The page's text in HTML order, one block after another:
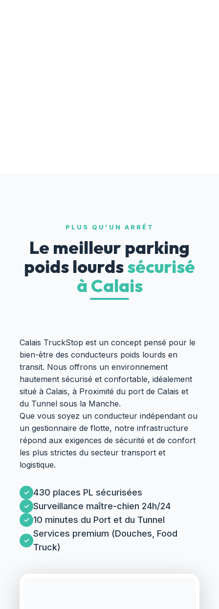
PLUS QU'UN ARRÊT
Le meilleur parking
poids lourdssécurisé
à Calais
Calais TruckStop est un concept pensé pour le
bien-être des conducteurs poids lourds en
transit. Nous offrons un environnement
hautement sécurisé et confortable, idéalement
situé à Calais, à Proximité du port de Calais et
du Tunnel sous la Manche.
Que vous soyez un conducteur indépendant ou
un gestionnaire de flotte, notre infrastructure
répond aux exigences de sécurité et de confort
les plus strictes du secteur transport et
logistique.
430 places PL sécurisées
Surveillance maître-chien 24h/24
10 minutes du Port et du Tunnel
Services premium (Douches, Food
Truck)